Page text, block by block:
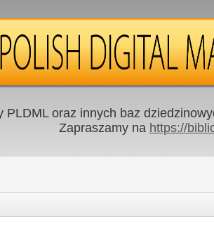
PLDML oraz innych baz
Zapraszamy na https://